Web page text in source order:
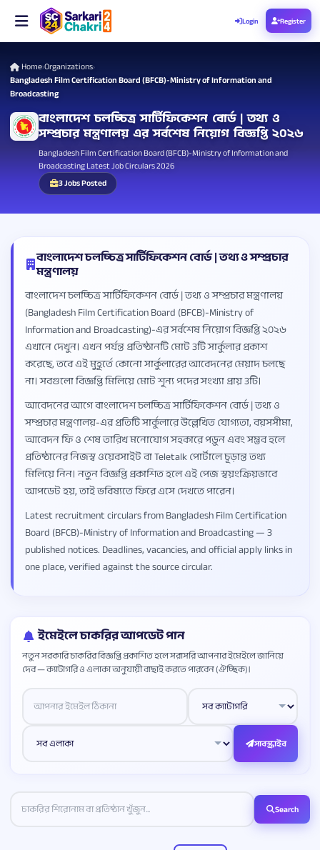
Login Register
Home›Organizations›
Bangladesh Film Certification Board (BFCB)-Ministry of Information and
Broadcasting
বাংলাদেশ চলচ্চিত্র সার্টিফিকেশন বোর্ড | তথ্য ও
সম্প্রচার মন্ত্রণালয় এর সর্বশেষ নিয়োগ বিজ্ঞপ্তি ২০২৬
Bangladesh Film Certification Board (BFCB)-Ministry of Information and
Broadcasting Latest Job Circulars 2026
3 Jobs Posted
বাংলাদেশ চলচ্চিত্র সার্টিফিকেশন বোর্ড | তথ্য ও সম্প্রচার
মন্ত্রণালয়
বাংলাদেশ চলচ্চিত্র সার্টিফিকেশন বোর্ড | তথ্য ও সম্প্রচার মন্ত্রণালয়
(Bangladesh Film Certification Board (BFCB)-Ministry of
Information and Broadcasting)-এর সর্বশেষ নিয়োগ বিজ্ঞপ্তি ২০২৬
এখানে দেখুন। এখন পর্যন্ত প্রতিষ্ঠানটি মোট 3টি সার্কুলার প্রকাশ
করেছে, তবে এই মুহূর্তে কোনো সার্কুলারের আবেদনের মেয়াদ চলছে
না। সবগুলো বিজ্ঞপ্তি মিলিয়ে মোট শূন্য পদের সংখ্যা প্রায় 3টি।
আবেদনের আগে বাংলাদেশ চলচ্চিত্র সার্টিফিকেশন বোর্ড | তথ্য ও
সম্প্রচার মন্ত্রণালয়-এর প্রতিটি সার্কুলারে উল্লেখিত যোগ্যতা, বয়সসীমা,
আবেদন ফি ও শেষ তারিখ মনোযোগ সহকারে পড়ুন এবং সম্ভব হলে
প্রতিষ্ঠানের নিজস্ব ওয়েবসাইট বা Teletalk পোর্টালে চূড়ান্ত তথ্য
মিলিয়ে নিন। নতুন বিজ্ঞপ্তি প্রকাশিত হলে এই পেজ স্বয়ংক্রিয়ভাবে
আপডেট হয়, তাই ভবিষ্যতে ফিরে এসে দেখতে পারেন।
Latest recruitment circulars from Bangladesh Film Certification
Board (BFCB)-Ministry of Information and Broadcasting — 3
published notices. Deadlines, vacancies, and official apply links in
one place, verified against the source circular.
ইমেইলে চাকরির আপডেট পান
নতুন সরকারি চাকরির বিজ্ঞপ্তি প্রকাশিত হলে সরাসরি আপনার ইমেইলে জানিয়ে
দেব — ক্যাটাগরি ও এলাকা অনুযায়ী বাছাই করতে পারবেন (ঐচ্ছিক)।
Website
সাবস্ক্রাইব
Search